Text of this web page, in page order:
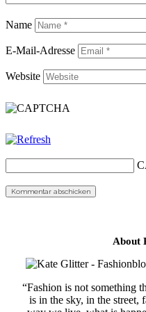
Name
E-Mail-Adresse
Website
About
“Fashion is not something
is in the sky, in the street,